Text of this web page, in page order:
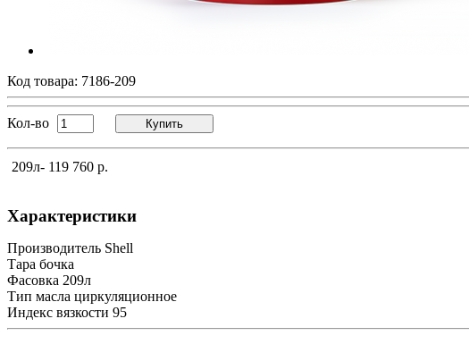
Код товара: 7186-209
Кол-во Купить
209л- 119 760 р.
Характеристики
Производитель Shell
Тара бочка
Фасовка 209л
Тип масла циркуляционное
Индекс вязкости 95